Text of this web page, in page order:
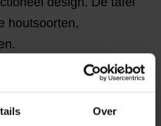
Over
houtsoorten,
tafel hangen onder het
enigszins schuin. Bij
de lijntekening van